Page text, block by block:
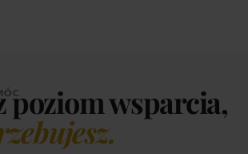
poziom wsparcia,